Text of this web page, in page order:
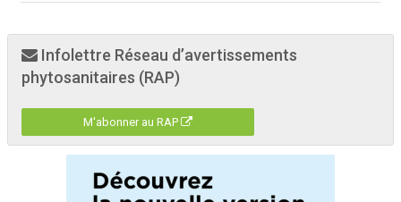
Infolettre Réseau d’avertissements
phytosanitaires (RAP)
M'abonner au RAP